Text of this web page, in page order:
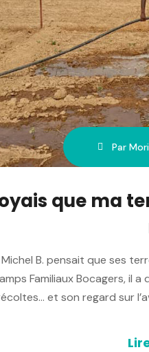
Par
que ma
Michel B. pensait que ses
Familiaux Bocagers,
et son regard sur